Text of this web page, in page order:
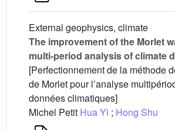
External geophysics, climate
The improvement of the Morlet
multi-period analysis of climate
[Perfectionnement de la méthode
de Morlet pour l’analyse
données climatiques]
Michel Petit Hua Yi ; Hong Shu